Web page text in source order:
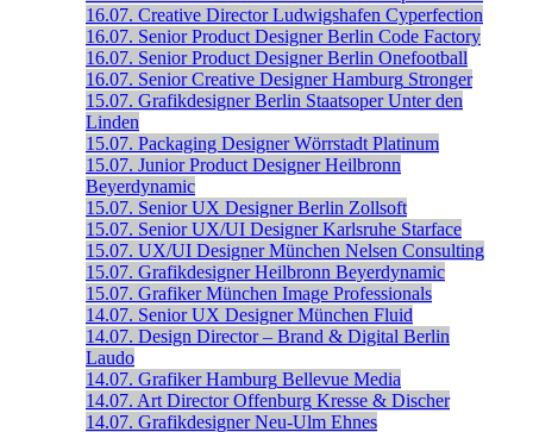
16.07. Creative Director Ludwigshafen Cyperfection
16.07. Senior Product Designer Berlin Code Factory
16.07. Senior Product Designer Berlin Onefootball
16.07. Senior Creative Designer Hamburg Stronger
15.07. Grafikdesigner Berlin Staatsoper Unter den
Linden
15.07. Packaging Designer Wörrstadt Platinum
15.07. Junior Product Designer Heilbronn
Beyerdynamic
15.07. Senior UX Designer Berlin Zollsoft
15.07. Senior UX/UI Designer Karlsruhe Starface
15.07. UX/UI Designer München Nelsen Consulting
15.07. Grafikdesigner Heilbronn Beyerdynamic
15.07. Grafiker München Image Professionals
14.07. Senior UX Designer München Fluid
14.07. Design Director – Brand & Digital Berlin
Laudo
14.07. Grafiker Hamburg Bellevue Media
14.07. Art Director Offenburg Kresse & Discher
14.07. Grafikdesigner Neu-Ulm Ehnes